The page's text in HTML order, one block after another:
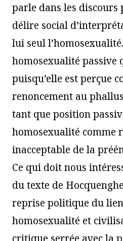
parle dans les discours
délire social
lui seul
homosexualité passive
puisqu’elle est perçue
renoncement au
tant que position
homosexualité comme
inacceptable de la
Ce qui doit nous
du texte de
reprise politique du
homosexualité et
critique serrée avec la